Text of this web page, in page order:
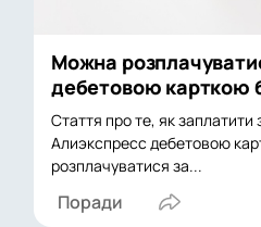
Можна
дебетовою карткою
Стаття про те, як заплатити
Алиэкспресс дебетовою
розплачуватися за...
Поради